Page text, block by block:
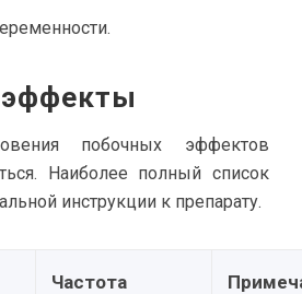
побочных эффектов
Наиболее полный список
инструкции к препарату.
Частота